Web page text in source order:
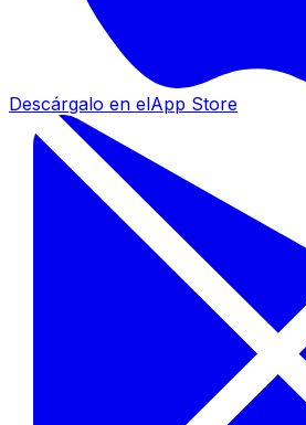
Descárgalo en elApp Store